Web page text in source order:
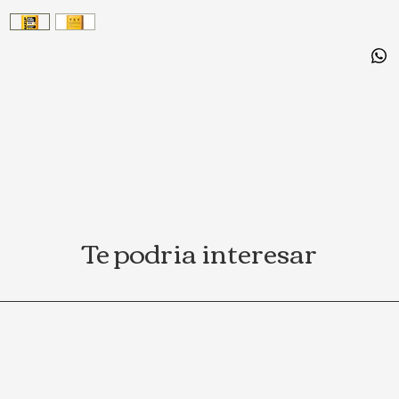
Te podria interesar